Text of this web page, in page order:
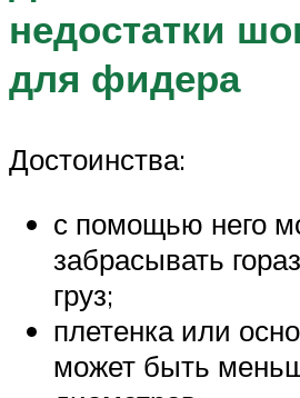
недостатки
для фидера
Достоинства:
с помощью него
забрасывать
груз;
плетенка или
может быть